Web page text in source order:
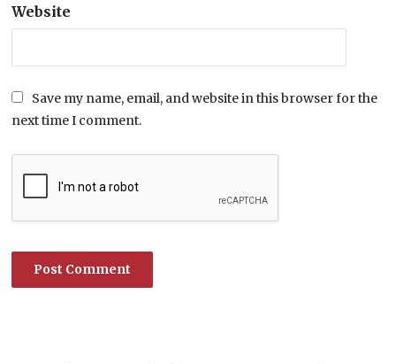
Website
Save my name, email, and website in this browser for the
next time I comment.